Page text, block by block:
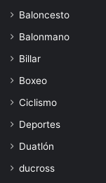
Baloncesto
Balonmano
Billar
Boxeo
Ciclismo
Deportes
Duatlón
ducross